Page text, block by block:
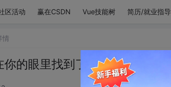
区活动 赢在CSDN Vue技能树 简历/就业指导
情
的眼里找到了天空。